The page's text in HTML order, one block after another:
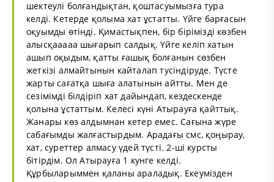
шектеулі болғандықтан, қоштасуымызға тура
келді. Кетерде қолыма хат ұстатты. Үйге барғасын
оқуымды өтінді. Қимастықпен, бір бірімізді көзбен
алысқааааа шығарып салдық. Үйге келіп хатын
ашып оқыдым, қатты ғашық болғанын сөзбен
жеткізі алмайтынын кайталап тусіндіруде. Түсте
жарты сағатқа шыға алатынын айтты. Мен де
сезімімді білдіріп хат дайындап, кездескенде
қолына ұстаттым. Келесі күні Атырауға қайттық.
Жанары көз алдымнан кетер емес. Сағына жүре
сабағымды жалғастырдым. Арадағы смс, қоңырау,
хат, суреттер алмасу үдей түсті. 2-ші курсты
бітірдім. Ол Атырауға 1 кунге келді.
Құрбыларыммен қаланы араладық. Екеумізден